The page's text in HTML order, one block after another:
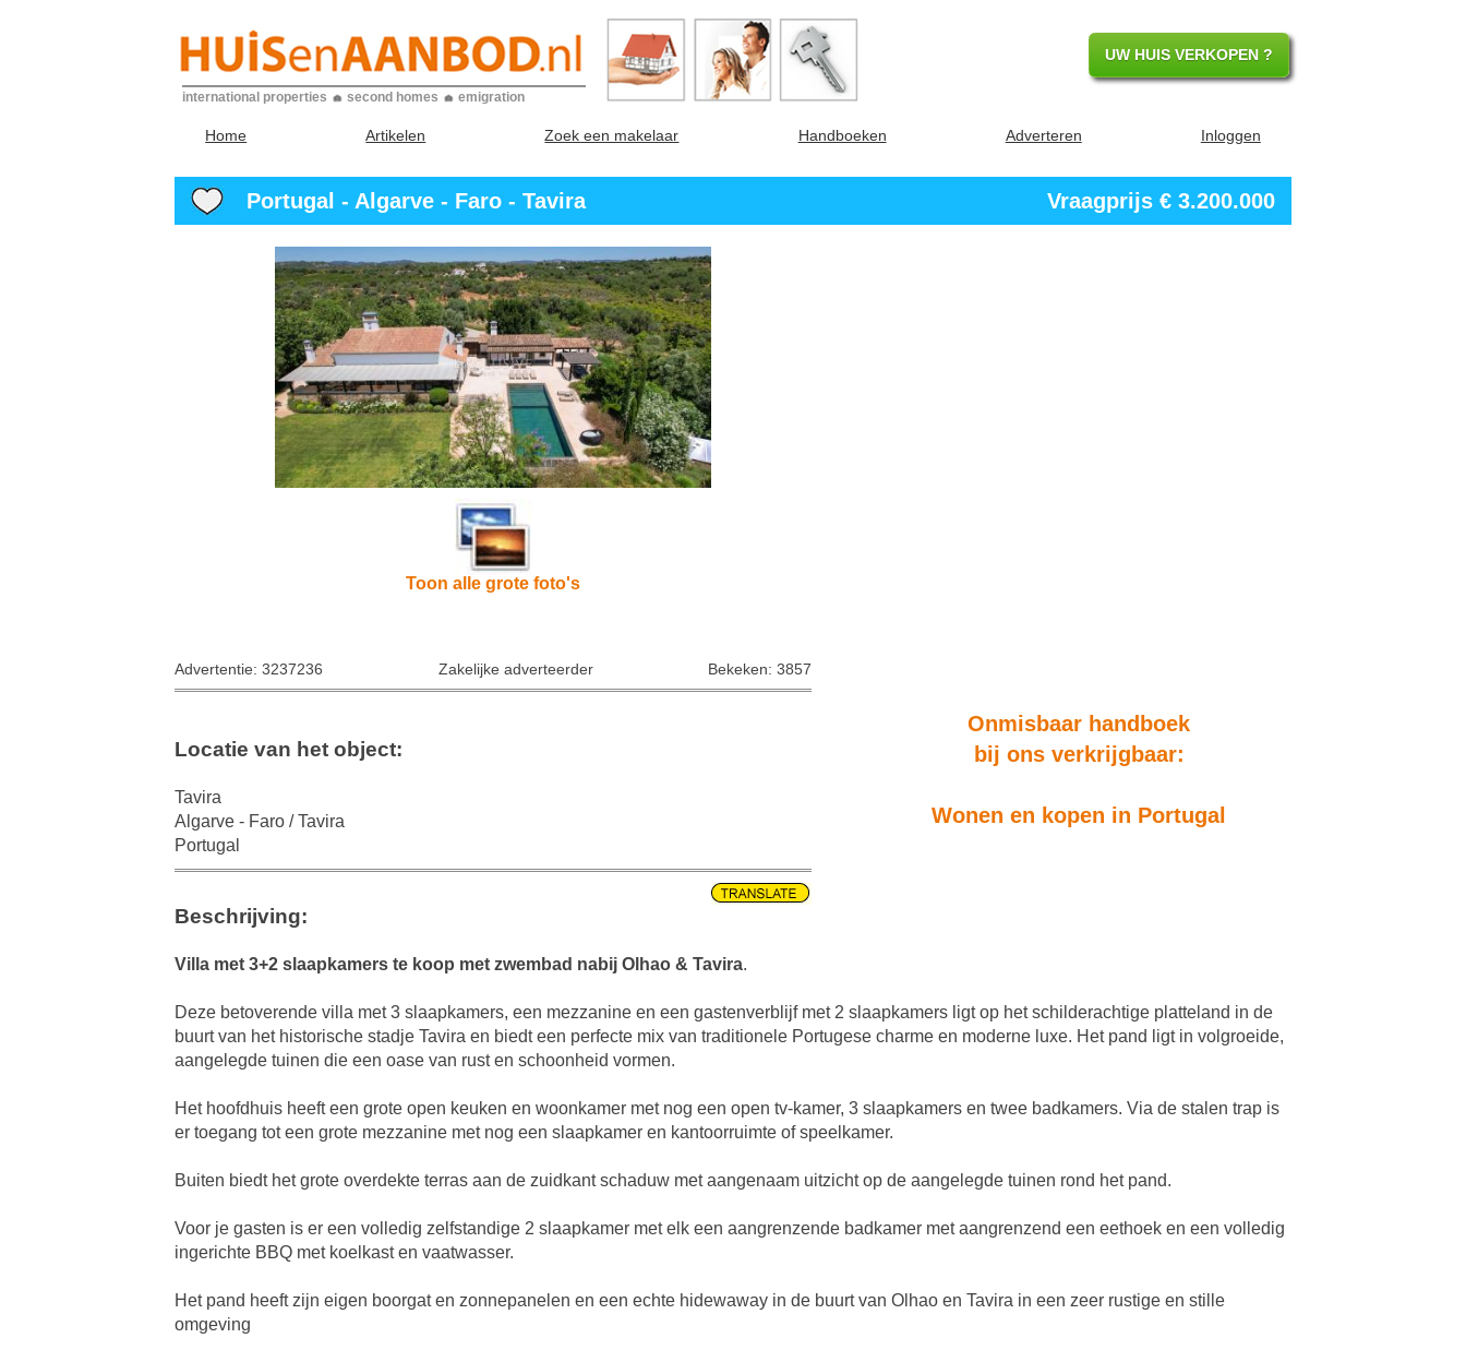
international properties second homes emigration
UW HUIS VERKOPEN ?
Home Artikelen Zoek een makelaar Handboeken Adverteren Inloggen
Portugal - Algarve - Faro - Tavira Vraagprijs € 3.200.000
Toon alle grote foto's
Advertentie: 3237236 Zakelijke adverteerder Bekeken: 3857
Onmisbaar handboek
bij ons verkrijgbaar:
Wonen en kopen in Portugal
Locatie van het object:
Tavira
Algarve - Faro / Tavira
Portugal
Beschrijving:
Villa met 3+2 slaapkamers te koop met zwembad nabij Olhao & Tavira.
Deze betoverende villa met 3 slaapkamers, een mezzanine en een gastenverblijf met 2 slaapkamers ligt op het schilderachtige platteland in de
buurt van het historische stadje Tavira en biedt een perfecte mix van traditionele Portugese charme en moderne luxe. Het pand ligt in volgroeide,
aangelegde tuinen die een oase van rust en schoonheid vormen.
Het hoofdhuis heeft een grote open keuken en woonkamer met nog een open tv-kamer, 3 slaapkamers en twee badkamers. Via de stalen trap is
er toegang tot een grote mezzanine met nog een slaapkamer en kantoorruimte of speelkamer.
Buiten biedt het grote overdekte terras aan de zuidkant schaduw met aangenaam uitzicht op de aangelegde tuinen rond het pand.
Voor je gasten is er een volledig zelfstandige 2 slaapkamer met elk een aangrenzende badkamer met aangrenzend een eethoek en een volledig
ingerichte BBQ met koelkast en vaatwasser.
Het pand heeft zijn eigen boorgat en zonnepanelen en een echte hidewaway in de buurt van Olhao en Tavira in een zeer rustige en stille
omgeving